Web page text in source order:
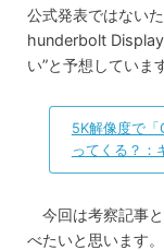
公式発表ではない
hunderbolt Display
い”と予想していま
5K解像度で
ってくる？：
今回は考察記事
べたいと思います。